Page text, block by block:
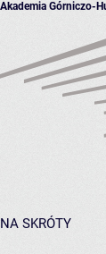
Akademia Górniczo-
NA SKRÓTY